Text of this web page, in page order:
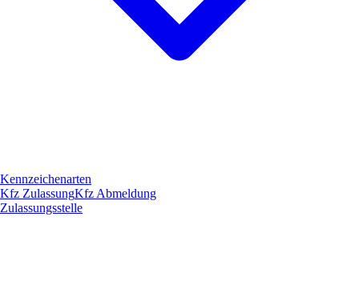
Kennzeichenarten
Kfz ZulassungKfz Abmeldung
Zulassungsstelle